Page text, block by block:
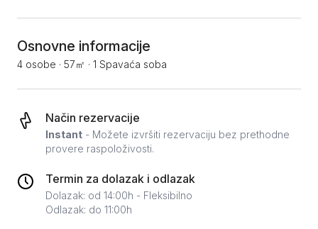
Osnovne informacije
4 osobe · 57㎡ · 1 Spavaća soba
Način rezervacije
Instant - Možete izvršiti rezervaciju bez prethodne
provere raspoloživosti.
Termin za dolazak i odlazak
Dolazak: od 14:00h - Fleksibilno
Odlazak: do 11:00h